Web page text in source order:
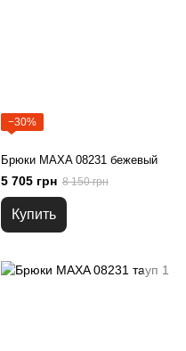
−30%
Брюки MAXA 08231 бежевый
5 705 грн 8 150 грн
Купить